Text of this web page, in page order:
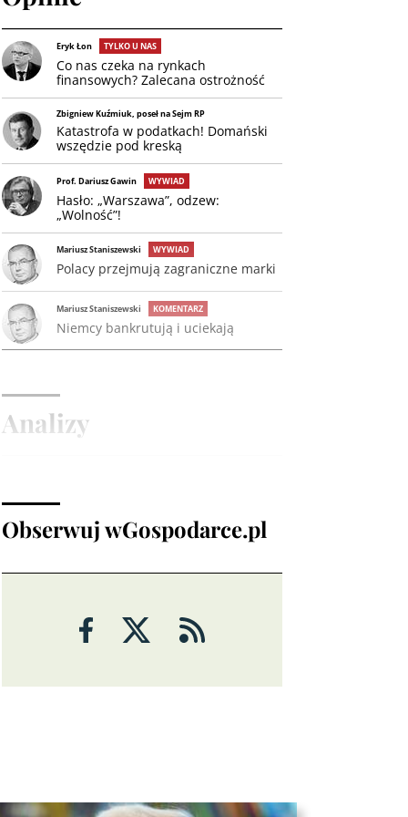
Eryk Łon TYLKO U NAS
Co nas czeka na rynkach
finansowych? Zalecana ostrożność
Zbigniew Kuźmiuk, poseł na Sejm RP
Katastrofa w podatkach! Domański
wszędzie pod kreską
Prof. Dariusz Gawin WYWIAD
Hasło: „Warszawa”, odzew:
„Wolność”!
Mariusz Staniszewski WYWIAD
Polacy przejmują zagraniczne marki
Mariusz Staniszewski KOMENTARZ
Niemcy bankrutują i uciekają
Analizy
Obserwuj wGospodarce.pl